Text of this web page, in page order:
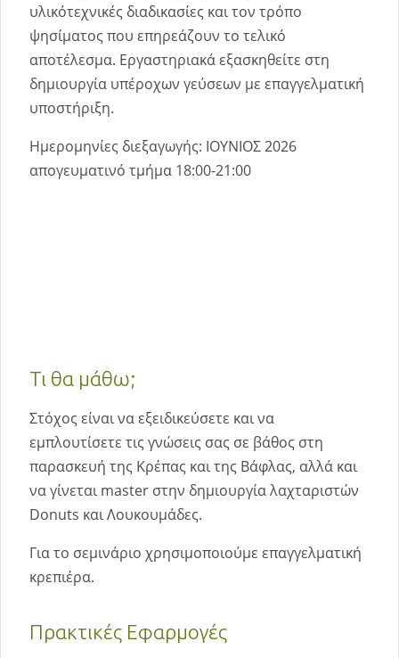
υλικότεχνικές διαδικασίες και τον τρόπο
ψησίματος που επηρεάζουν το τελικό
αποτέλεσμα. Εργαστηριακά εξασκηθείτε στη
δημιουργία υπέροχων γεύσεων με επαγγελματική
υποστήριξη.
Ημερομηνίες διεξαγωγής: ΙΟΥΝΙΟΣ 2026
απογευματινό τμήμα 18:00-21:00
Τι θα μάθω;
Στόχος είναι να εξειδικεύσετε και να
εμπλουτίσετε τις γνώσεις σας σε βάθος στη
παρασκευή της Κρέπας και της Βάφλας, αλλά και
να γίνεται master στην δημιουργία λαχταριστών
Donuts και Λουκουμάδες.
Για το σεμινάριο χρησιμοποιούμε επαγγελματική
κρεπιέρα.
Πρακτικές Εφαρμογές